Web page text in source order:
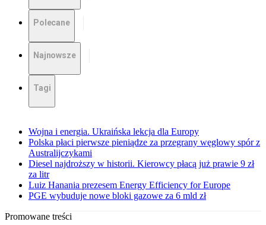
Polecane
Najnowsze
Tagi
Wojna i energia. Ukraińska lekcja dla Europy
Polska płaci pierwsze pieniądze za przegrany węglowy spór z
Australijczykami
Diesel najdroższy w historii. Kierowcy płacą już prawie 9 zł
za litr
Luiz Hanania prezesem Energy Efficiency for Europe
PGE wybuduje nowe bloki gazowe za 6 mld zł
Promowane treści